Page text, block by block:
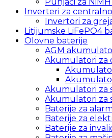
Inverteri za
Invertori za
Litijumske LiFePO4
Olovne baterije
AGM
Akumulatori za
Akumulatori za
Akumulatori za
Baterije za
Baterije za
Baterije za